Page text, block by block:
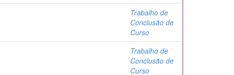
Trabalho de
Conclusão de
Curso
Trabalho de
Conclusão de
Curso